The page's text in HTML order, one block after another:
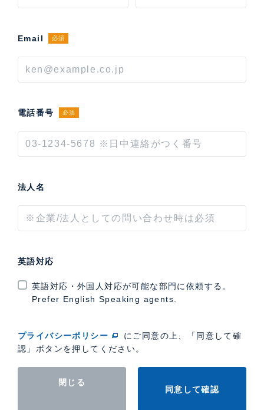
Email 必須
電話番号 必須
法人名
英語対応
英語対応・外国人対応が可能な部門に依頼する。
Prefer English Speaking agents.
プライバシーポリシー
にご同意の上、「同意して確
認」ボタンを押してください。
閉じる
同意して確認